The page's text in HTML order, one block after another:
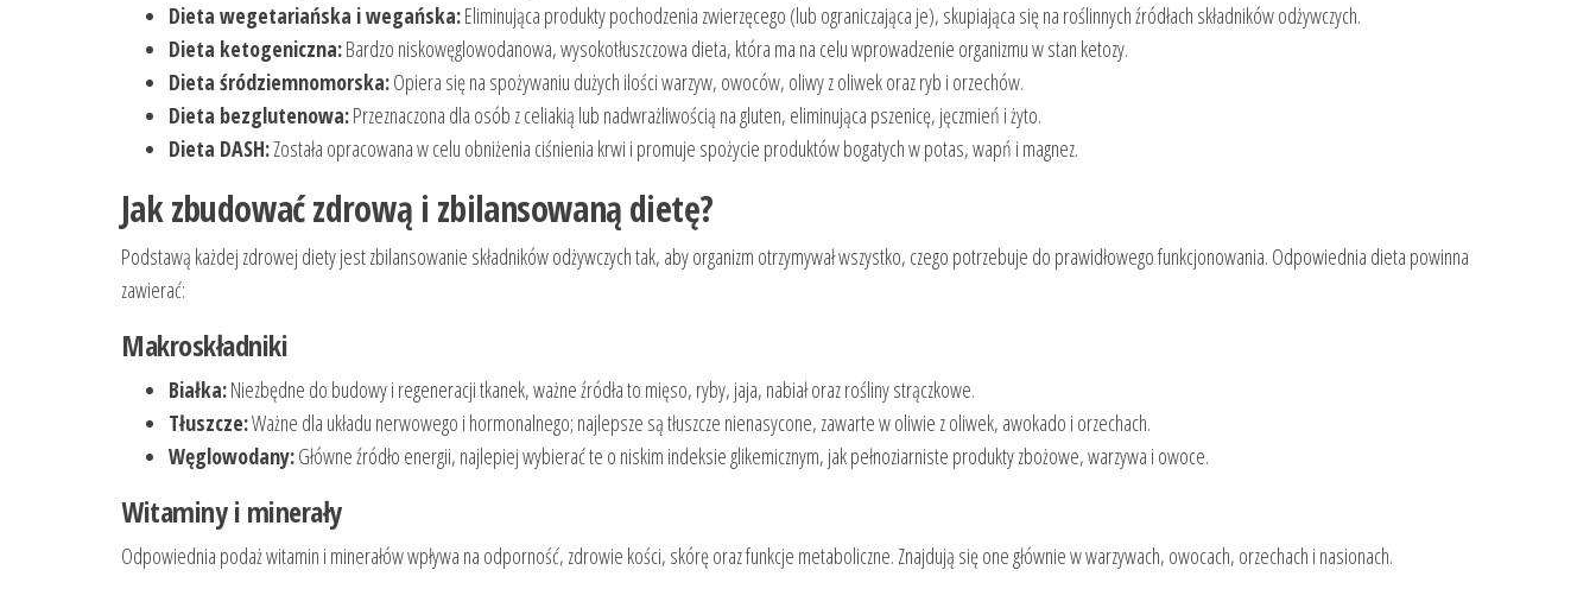
Dieta wegetariańska i wegańska:Eliminująca produkty pochodzenia zwierzęcego (lub ograniczająca je), skupiająca się na roślinnych źródłach składników odżywczych.
Dieta ketogeniczna:Bardzo niskowęglowodanowa, wysokotłuszczowa dieta, która ma na celu wprowadzenie organizmu w stan ketozy.
Dieta śródziemnomorska:Opiera się na spożywaniu dużych ilości warzyw, owoców, oliwy z oliwek oraz ryb i orzechów.
Dieta bezglutenowa:Przeznaczona dla osób z celiakią lub nadwrażliwością na gluten, eliminująca pszenicę, jęczmień i żyto.
Dieta DASH:Została opracowana w celu obniżenia ciśnienia krwi i promuje spożycie produktów bogatych w potas, wapń i magnez.
Jak zbudować zdrową i zbilansowaną dietę?
Podstawą każdej zdrowej diety jest zbilansowanie składników odżywczych tak, aby organizm otrzymywał wszystko, czego potrzebuje do prawidłowego funkcjonowania. Odpowiednia dieta powinna
zawierać:
Makroskładniki
Białka:Niezbędne do budowy i regeneracji tkanek, ważne źródła to mięso, ryby, jaja, nabiał oraz rośliny strączkowe.
Tłuszcze:Ważne dla układu nerwowego i hormonalnego; najlepsze są tłuszcze nienasycone, zawarte w oliwie z oliwek, awokado i orzechach.
Węglowodany:Główne źródło energii, najlepiej wybierać te o niskim indeksie glikemicznym, jak pełnoziarniste produkty zbożowe, warzywa i owoce.
Witaminy i minerały
Odpowiednia podaż witamin i minerałów wpływa na odporność, zdrowie kości, skórę oraz funkcje metaboliczne. Znajdują się one głównie w warzywach, owocach, orzechach i nasionach.